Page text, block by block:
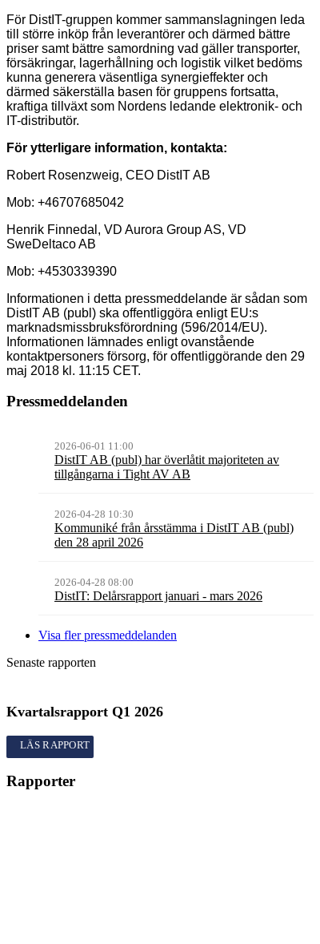
För DistIT-gruppen kommer sammanslagningen leda
till större inköp från leverantörer och därmed bättre
priser samt bättre samordning vad gäller transporter,
försäkringar, lagerhållning och logistik vilket bedöms
kunna generera väsentliga synergieffekter och
därmed säkerställa basen för gruppens fortsatta,
kraftiga tillväxt som Nordens ledande elektronik- och
IT-distributör.
För ytterligare information, kontakta:
Robert Rosenzweig, CEO DistIT AB
Mob: +46707685042
Henrik Finnedal, VD Aurora Group AS, VD
SweDeltaco AB
Mob: +4530339390
Informationen i detta pressmeddelande är sådan som
DistIT AB (publ) ska offentliggöra enligt EU:s
marknadsmissbruksförordning (596/2014/EU).
Informationen lämnades enligt ovanstående
kontaktpersoners försorg, för offentliggörande den 29
maj 2018 kl. 11:15 CET.
Pressmeddelanden
2026-06-01 11:00
DistIT AB (publ) har överlåtit majoriteten av
tillgångarna i Tight AV AB
2026-04-28 10:30
Kommuniké från årsstämma i DistIT AB (publ)
den 28 april 2026
2026-04-28 08:00
DistIT: Delårsrapport januari - mars 2026
Visa fler pressmeddelanden
Senaste rapporten
Kvartalsrapport Q1 2026
Kvartalsrapport
Rapporter